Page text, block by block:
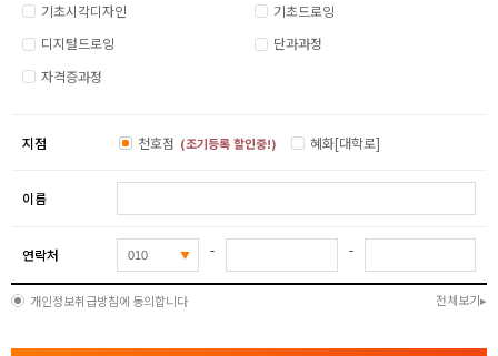
기초시각디자인
기초드로잉
디지털드로잉
단과과정
자격증과정
지점 천호점 (조기등록 할인중!) 혜화[대학로]
이름
연락처 - -
개인정보취급방침에 동의합니다 전체보기